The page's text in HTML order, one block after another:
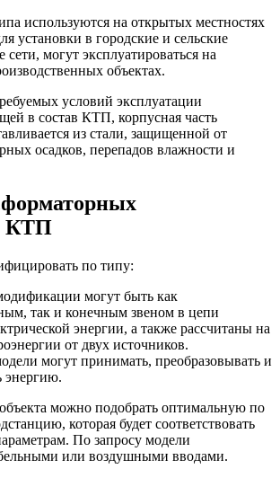
используются на открытых местностях
установки в городские и сельские
сети, могут эксплуатироваться на
объектах.
условий эксплуатации
в состав КТП, корпусная часть
из стали, защищенной от
осадков, перепадов влажности и
КТП
по типу:
могут быть как
так и конечным звеном в цепи
энергии, а также рассчитаны на
от двух источников.
могут принимать, преобразовывать и
энергию.
можно подобрать оптимальную по
которая будет соответствовать
По запросу модели
или воздушными вводами.